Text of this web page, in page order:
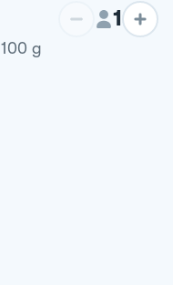
1
100 g